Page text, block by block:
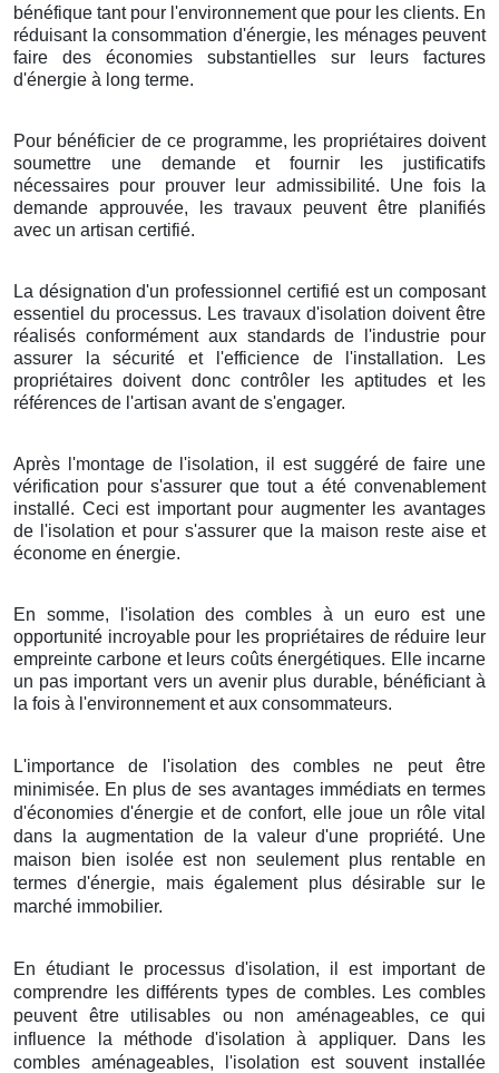
bénéfique tant pour l'environnement que pour les clients. En
réduisant la consommation d'énergie, les ménages peuvent
faire des économies substantielles sur leurs factures
d'énergie à long terme.
Pour bénéficier de ce programme, les propriétaires doivent
soumettre une demande et fournir les justificatifs
nécessaires pour prouver leur admissibilité. Une fois la
demande approuvée, les travaux peuvent être planifiés
avec un artisan certifié.
La désignation d'un professionnel certifié est un composant
essentiel du processus. Les travaux d'isolation doivent être
réalisés conformément aux standards de l'industrie pour
assurer la sécurité et l'efficience de l'installation. Les
propriétaires doivent donc contrôler les aptitudes et les
références de l'artisan avant de s'engager.
Après l'montage de l'isolation, il est suggéré de faire une
vérification pour s'assurer que tout a été convenablement
installé. Ceci est important pour augmenter les avantages
de l'isolation et pour s'assurer que la maison reste aise et
économe en énergie.
En somme, l'isolation des combles à un euro est une
opportunité incroyable pour les propriétaires de réduire leur
empreinte carbone et leurs coûts énergétiques. Elle incarne
un pas important vers un avenir plus durable, bénéficiant à
la fois à l'environnement et aux consommateurs.
L'importance de l'isolation des combles ne peut être
minimisée. En plus de ses avantages immédiats en termes
d'économies d'énergie et de confort, elle joue un rôle vital
dans la augmentation de la valeur d'une propriété. Une
maison bien isolée est non seulement plus rentable en
termes d'énergie, mais également plus désirable sur le
marché immobilier.
En étudiant le processus d'isolation, il est important de
comprendre les différents types de combles. Les combles
peuvent être utilisables ou non aménageables, ce qui
influence la méthode d'isolation à appliquer. Dans les
combles aménageables, l'isolation est souvent installée